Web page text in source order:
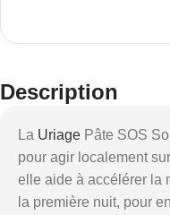
Description
La Uriage Pâte SOS
pour agir localement
elle aide à accélérer la
la première nuit, pour